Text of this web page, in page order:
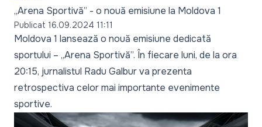
„Arena Sportivă” - o nouă emisiune la Moldova 1
Publicat 16.09.2024 11:11
Moldova 1 lansează o nouă emisiune dedicată
sportului – „Arena Sportivă”. În fiecare luni, de la ora
20:15, jurnalistul Radu Galbur va prezenta
retrospectiva celor mai importante evenimente
sportive.